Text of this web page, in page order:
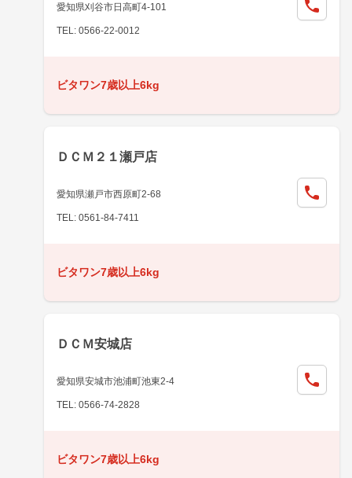
愛知県刈谷市日高町4-101
TEL: 0566-22-0012
ビタワン7歳以上6kg
ＤＣＭ２１瀬戸店
愛知県瀬戸市西原町2-68
TEL: 0561-84-7411
ビタワン7歳以上6kg
ＤＣＭ安城店
愛知県安城市池浦町池東2-4
TEL: 0566-74-2828
ビタワン7歳以上6kg